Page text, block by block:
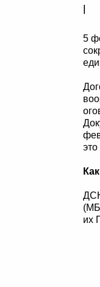
|
5
это
их